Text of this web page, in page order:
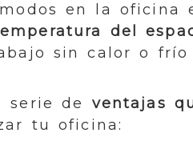
en la oficina
del
sin calor o frío
serie de ventajas
tu oficina: